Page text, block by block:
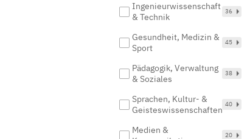
Ingenieurwissenschaft
& Technik
36
Gesundheit, Medizin &
Sport
45
Pädagogik, Verwaltung
& Soziales
38
Sprachen, Kultur- &
Geisteswissenschaften
40
Medien &
20